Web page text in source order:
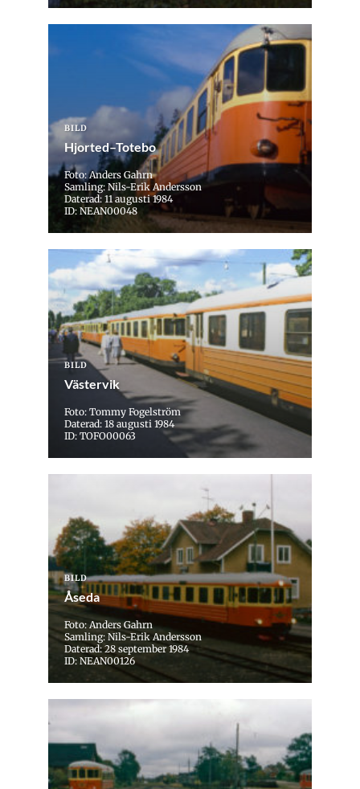
BILD
Hjorted–Totebo
Foto: Anders Gahrn
Samling: Nils-Erik Andersson
Daterad: 11 augusti 1984
ID: NEAN00048
BILD
Västervik
Foto: Tommy Fogelström
Daterad: 18 augusti 1984
ID: TOFO00063
BILD
Åseda
Foto: Anders Gahrn
Samling: Nils-Erik Andersson
Daterad: 28 september 1984
ID: NEAN00126